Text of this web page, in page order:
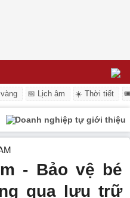
📅 Lịch âm ☀️ Thời tiết
Doanh nghiệp tự giới thiệu
- Bảo vệ bé
qua lưu trữ